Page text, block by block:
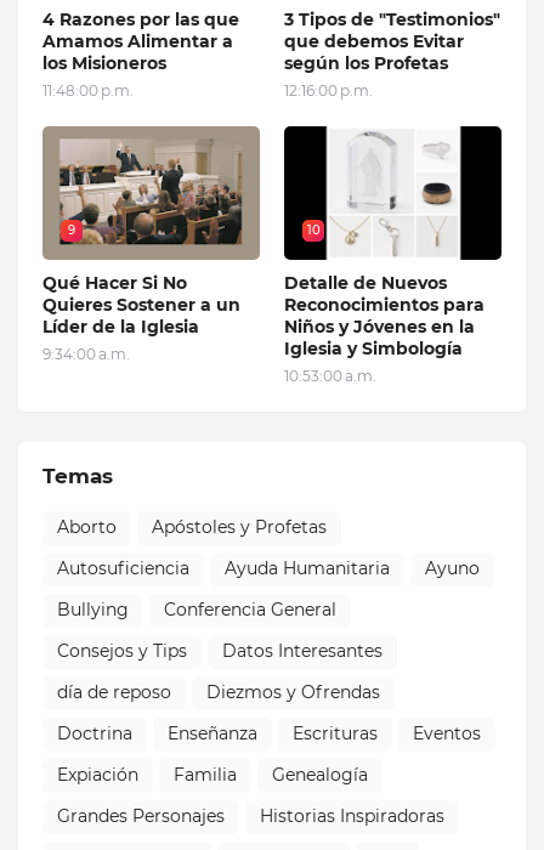
4 Razones por las que
Amamos Alimentar a
los Misioneros
11:48:00 p.m.
3 Tipos de "Testimonios"
que debemos Evitar
según los Profetas
12:16:00 p.m.
9
Qué Hacer Si No
Quieres Sostener a un
Líder de la Iglesia
9:34:00 a.m.
10
Detalle de Nuevos
Reconocimientos para
Niños y Jóvenes en la
Iglesia y Simbología
10:53:00 a.m.
Temas
Aborto
Apóstoles y Profetas
Autosuficiencia
Ayuda Humanitaria
Ayuno
Bullying
Conferencia General
Consejos y Tips
Datos Interesantes
día de reposo
Diezmos y Ofrendas
Doctrina
Enseñanza Escrituras
Eventos
Expiación
Familia
Genealogía
Grandes Personajes
Historias Inspiradoras